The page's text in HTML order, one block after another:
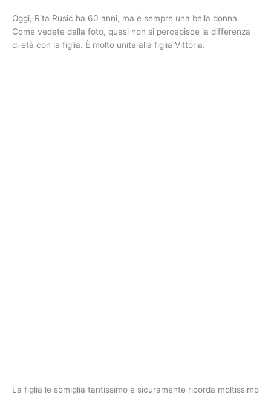
Oggi, Rita Rusic ha 60 anni, ma è sempre una bella donna.
Come vedete dalla foto, quasi non si percepisce la differenza
di età con la figlia. È molto unita alla figlia Vittoria.
La figlia le somiglia tantissimo e sicuramente ricorda moltissimo